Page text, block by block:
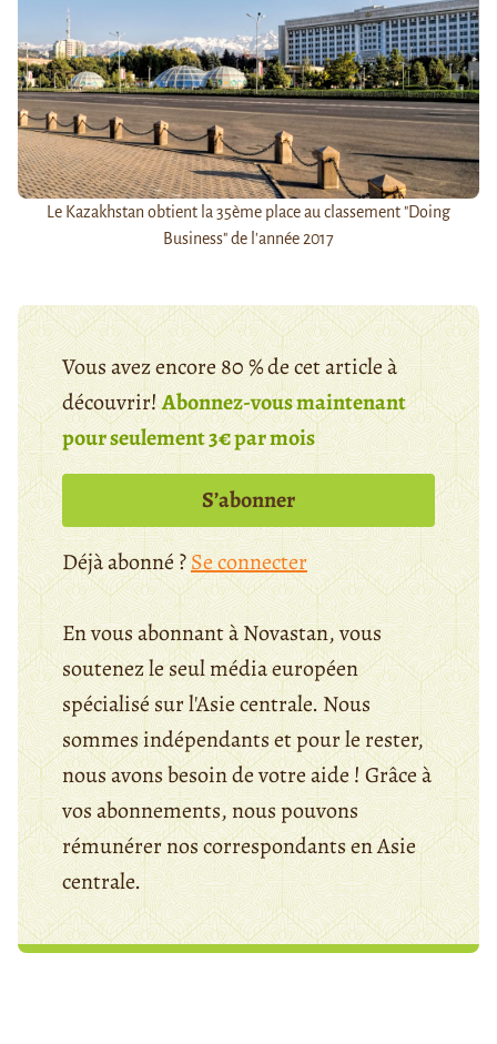
Le Kazakhstan obtient la 35ème place au classement "Doing
Business" de l'année 2017
Vous avez encore 80 % de cet article à
découvrir!Abonnez-vous maintenant
pour seulement 3€ par mois
S’abonner
Déjà abonné ?Se connecter
En vous abonnant à Novastan, vous
soutenez le seul média européen
spécialisé sur l'Asie centrale. Nous
sommes indépendants et pour le rester,
nous avons besoin de votre aide ! Grâce à
vos abonnements, nous pouvons
rémunérer nos correspondants en Asie
centrale.